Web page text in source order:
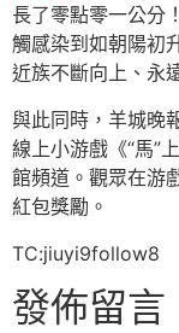
長了零點零一公分
觸感染到如朝陽初
近族不斷向上、永
與此同時，羊城晚
線上小游戲《“馬”
館頻道。觀眾在游
紅包獎勵。
TC:jiuyi9follow8
發佈留言